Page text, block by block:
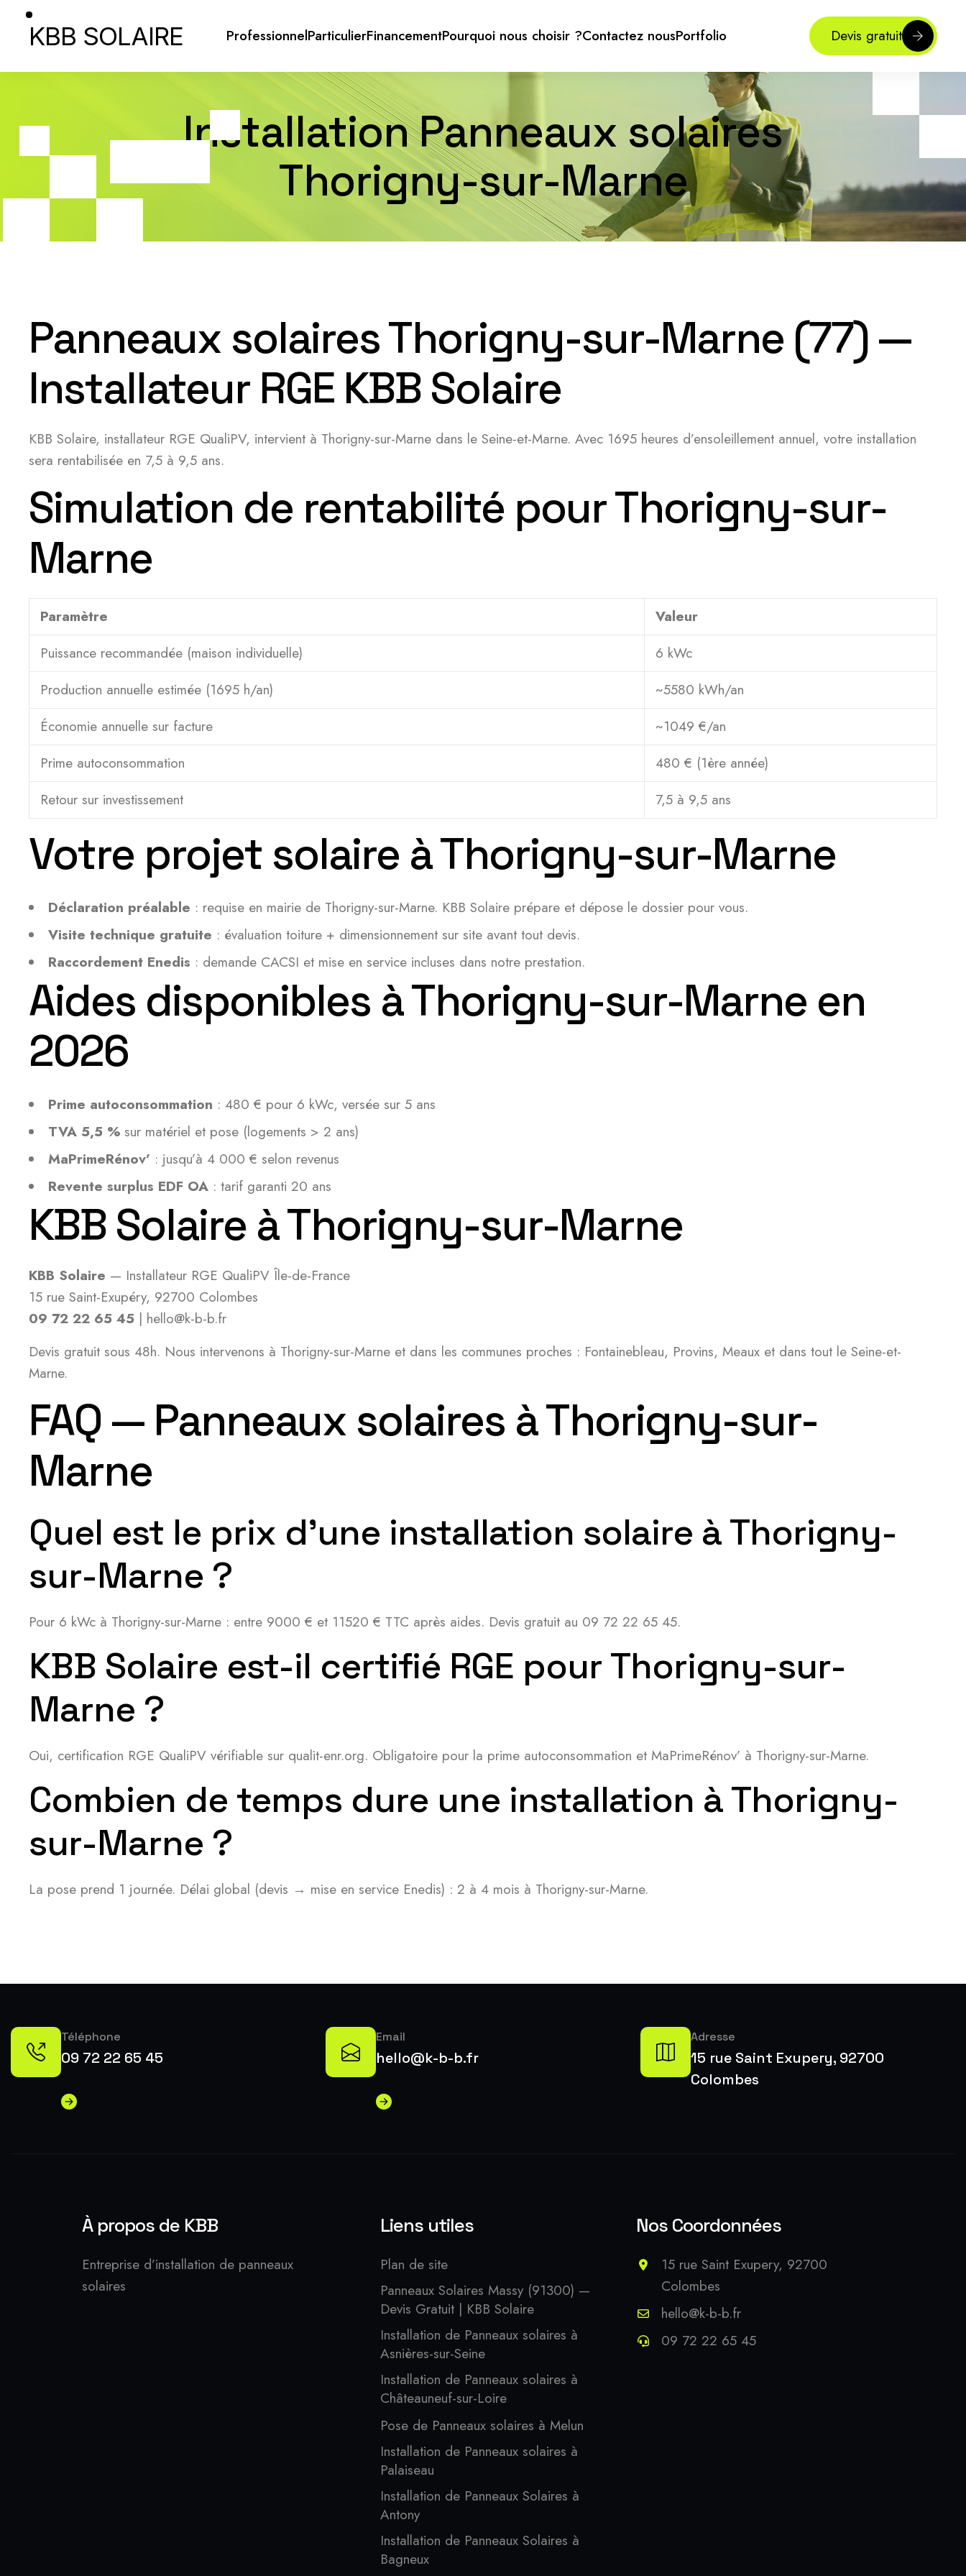
KBB SOLAIRE ProfessionnelParticulierFinancementPourquoi nous choisir ?Contactez nousPortfolio Devis gratuit
Installation Panneaux solaires
Thorigny-sur-Marne
Panneaux solaires Thorigny-sur-Marne (77) —
Installateur RGE KBB Solaire
KBB Solaire, installateur RGE QualiPV, intervient à Thorigny-sur-Marne dans le Seine-et-Marne. Avec 1695 heures d’ensoleillement annuel, votre installation
sera rentabilisée en 7,5 à 9,5 ans.
Simulation de rentabilité pour Thorigny-sur-
Marne
Paramètre
Valeur
Puissance recommandée (maison individuelle)
6 kWc
Production annuelle estimée (1695 h/an)
~5580 kWh/an
Économie annuelle sur facture
~1049 €/an
Prime autoconsommation
480 € (1ère année)
Retour sur investissement
7,5 à 9,5 ans
Votre projet solaire à Thorigny-sur-Marne
Déclaration préalable : requise en mairie de Thorigny-sur-Marne. KBB Solaire prépare et dépose le dossier pour vous.
Visite technique gratuite : évaluation toiture + dimensionnement sur site avant tout devis.
Raccordement Enedis : demande CACSI et mise en service incluses dans notre prestation.
Aides disponibles à Thorigny-sur-Marne en
2026
Prime autoconsommation : 480 € pour 6 kWc, versée sur 5 ans
TVA 5,5 % sur matériel et pose (logements > 2 ans)
MaPrimeRénov’ : jusqu’à 4 000 € selon revenus
Revente surplus EDF OA : tarif garanti 20 ans
KBB Solaire à Thorigny-sur-Marne
KBB Solaire — Installateur RGE QualiPV Île-de-France
15 rue Saint-Exupéry, 92700 Colombes
09 72 22 65 45 | hello@k-b-b.fr
Devis gratuit sous 48h. Nous intervenons à Thorigny-sur-Marne et dans les communes proches : Fontainebleau, Provins, Meaux et dans tout le Seine-et-
Marne.
FAQ — Panneaux solaires à Thorigny-sur-
Marne
Quel est le prix d’une installation solaire à Thorigny-
sur-Marne ?
Pour 6 kWc à Thorigny-sur-Marne : entre 9000 € et 11520 € TTC après aides. Devis gratuit au 09 72 22 65 45.
KBB Solaire est-il certifié RGE pour Thorigny-sur-
Marne ?
Oui, certification RGE QualiPV vérifiable sur qualit-enr.org. Obligatoire pour la prime autoconsommation et MaPrimeRénov’ à Thorigny-sur-Marne.
Combien de temps dure une installation à Thorigny-
sur-Marne ?
La pose prend 1 journée. Délai global (devis → mise en service Enedis) : 2 à 4 mois à Thorigny-sur-Marne.
Téléphone
09 72 22 65 45
Email
hello@k-b-b.fr
Adresse
15 rue Saint Exupery, 92700
Colombes
À propos de KBB
Entreprise d’installation de panneaux
solaires
Liens utiles
Plan de site
Panneaux Solaires Massy (91300) —
Devis Gratuit | KBB Solaire
Installation de Panneaux solaires à
Asnières-sur-Seine
Installation de Panneaux solaires à
Châteauneuf-sur-Loire
Pose de Panneaux solaires à Melun
Installation de Panneaux solaires à
Palaiseau
Installation de Panneaux Solaires à
Antony
Installation de Panneaux Solaires à
Bagneux
Nos Coordonnées
15 rue Saint Exupery, 92700
Colombes
hello@k-b-b.fr
09 72 22 65 45